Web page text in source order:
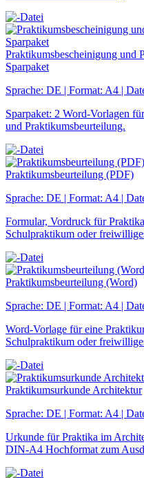
Praktikumsbescheinigung und
Sparpaket
Sprache: DE | Format: A4 |
Sparpaket: 2 Word-Vorlagen
und Praktikumsbeurteilung.
Praktikumsbeurteilung (PDF)
Sprache: DE | Format: A4 |
Formular, Vordruck für
Schulpraktikum oder
Praktikumsbeurteilung (Word)
Sprache: DE | Format: A4 |
Word-Vorlage für eine
Schulpraktikum oder
Praktikumsurkunde Architektur
Sprache: DE | Format: A4 |
Urkunde für Praktika im
DIN-A4 Hochformat zum